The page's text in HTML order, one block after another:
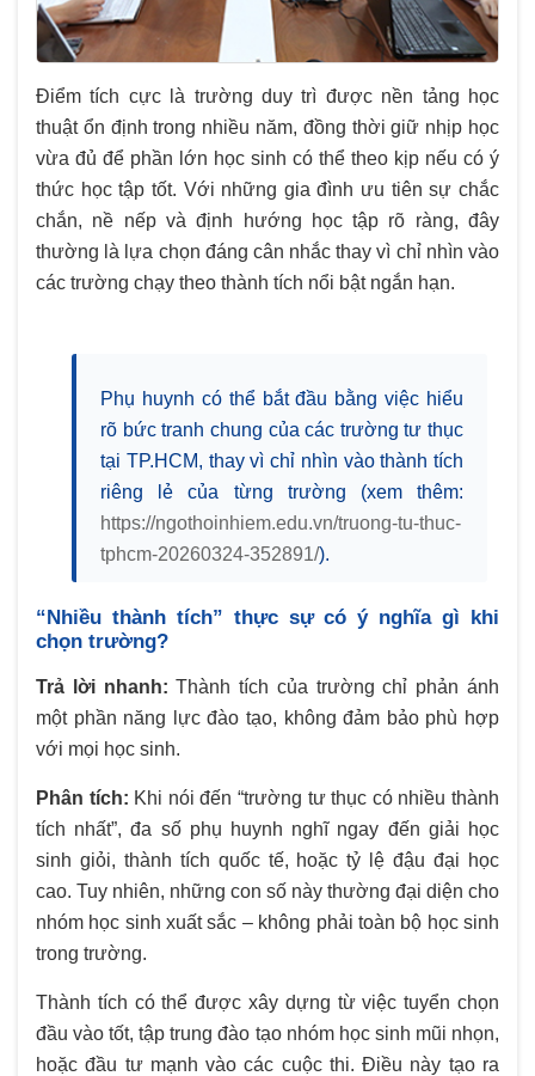
Điểm tích cực là trường duy trì được nền tảng học
thuật ổn định trong nhiều năm, đồng thời giữ nhịp học
vừa đủ để phần lớn học sinh có thể theo kịp nếu có ý
thức học tập tốt. Với những gia đình ưu tiên sự chắc
chắn, nề nếp và định hướng học tập rõ ràng, đây
thường là lựa chọn đáng cân nhắc thay vì chỉ nhìn vào
các trường chạy theo thành tích nổi bật ngắn hạn.
Phụ huynh có thể bắt đầu bằng việc hiểu
rõ bức tranh chung của các trường tư thục
tại TP.HCM, thay vì chỉ nhìn vào thành tích
riêng lẻ của từng trường (xem thêm:
https://ngothoinhiem.edu.vn/truong-tu-thuc-
tphcm-20260324-352891/).
“Nhiều thành tích” thực sự có ý nghĩa gì khi
chọn trường?
Trả lời nhanh: Thành tích của trường chỉ phản ánh
một phần năng lực đào tạo, không đảm bảo phù hợp
với mọi học sinh.
Phân tích: Khi nói đến “trường tư thục có nhiều thành
tích nhất”, đa số phụ huynh nghĩ ngay đến giải học
sinh giỏi, thành tích quốc tế, hoặc tỷ lệ đậu đại học
cao. Tuy nhiên, những con số này thường đại diện cho
nhóm học sinh xuất sắc – không phải toàn bộ học sinh
trong trường.
Thành tích có thể được xây dựng từ việc tuyển chọn
đầu vào tốt, tập trung đào tạo nhóm học sinh mũi nhọn,
hoặc đầu tư mạnh vào các cuộc thi. Điều này tạo ra